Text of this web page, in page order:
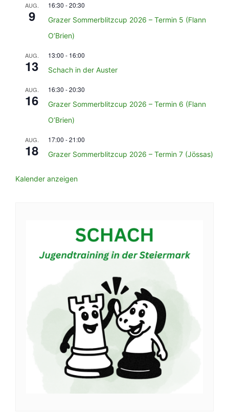
AUG.
9
16:30 -20:30
Grazer Sommerblitzcup 2026 – Termin 5 (Flann
O’Brien)
AUG.
13
13:00 - 16:00
Schach in der Auster
AUG.
16
16:30 -20:30
Grazer Sommerblitzcup 2026 – Termin 6 (Flann
O’Brien)
AUG.
18
17:00 -21:00
Grazer Sommerblitzcup 2026 – Termin 7 (Jössas)
Kalender anzeigen